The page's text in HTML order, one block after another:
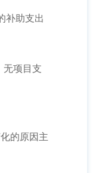
补助支出
无项目支
的原因主